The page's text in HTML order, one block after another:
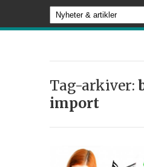
Tag-arkiver:
import